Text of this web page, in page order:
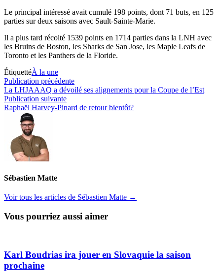
Le principal intéressé avait cumulé 198 points, dont 71 buts, en 125
parties sur deux saisons avec Sault-Sainte-Marie.
Il a plus tard récolté 1539 points en 1714 parties dans la LNH avec
les Bruins de Boston, les Sharks de San Jose, les Maple Leafs de
Toronto et les Panthers de la Floride.
ÉtiquettéÀ la une
Navigation
de
l’article
Publication précédentePublication
précédente :
La LHJAAAQ a dévoilé ses alignements pour la Coupe de l’Est
Publication suivantePublication
suivante :
Raphaël Harvey-Pinard de retour bientôt?
Sébastien Matte
Voir tous les articles de Sébastien Matte →
Vous pourriez aussi aimer
Karl Boudrias ira jouer en Slovaquie la saison
prochaine